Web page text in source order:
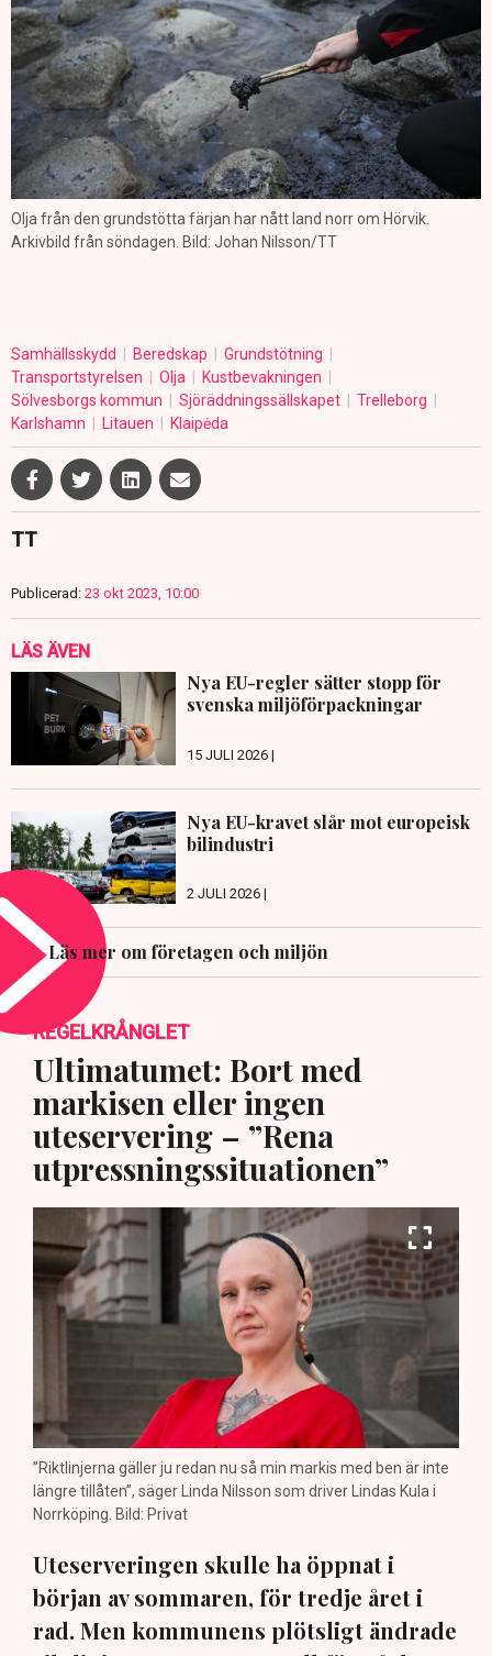
Olja från den grundstötta färjan har nått land norr om Hörvik.
Arkivbild från söndagen. Bild: Johan Nilsson/TT
Samhällsskydd Beredskap
Grundstötning
Transportstyrelsen
Olja
Kustbevakningen
Sölvesborgs kommun
Sjöräddningssällskapet
Trelleborg
Karlshamn
Litauen Klaipėda
TT
Publicerad: 23 okt 2023, 10:00
LÄS ÄVEN
Nya EU-regler sätter stopp för
svenska miljöförpackningar
15 JULI 2026 |
Nya EU-kravet slår mot europeisk
bilindustri
2 JULI 2026 |
Läs mer om företagen och miljön
REGELKRÅNGLET
Ultimatumet: Bort med
markisen eller ingen
uteservering – ”Rena
utpressningssituationen”
”Riktlinjerna gäller ju redan nu så min markis med ben är inte
längre tillåten”, säger Linda Nilsson som driver Lindas Kula i
Norrköping. Bild: Privat
Uteserveringen skulle ha öppnat i
början av sommaren, för tredje året i
rad. Men kommunens plötsligt ändrade